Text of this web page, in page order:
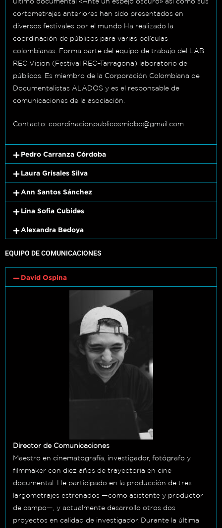
cortometrajes anteriores han sido presentados en
diversos festivales por el mundo Ha realizado la
coordinación de públicos para varias películas
colombianas. Forma parte del equipo de trabajo del LAB
REC Vision (Festival REC–Tarragona) laboratorio de
públicos. Es miembro de la Corporación Colombiana de
Documentalistas ALADOS y es el responsable de
comunicaciones de la asociación.
Contacto: coordinacionpublicosmidbo@gmail.com
Pedro Carranza Córdoba
Laura Grisales Silva
Ann Santos Sánchez
Lina Sofia Cubides
Alexandra Bedoya
EQUIPO DE COMUNICACIONES
David Ospina
Director de Comunicaciones
Maestro en cinematografía, investigador, fotógrafo y
filmmaker con diez años de trayectoria en cine
documental. He participado en la producción de tres
largometrajes estrenados —como asistente y productor
de campo—, y actualmente desarrollo otros dos
proyectos en calidad de investigador. Durante la última